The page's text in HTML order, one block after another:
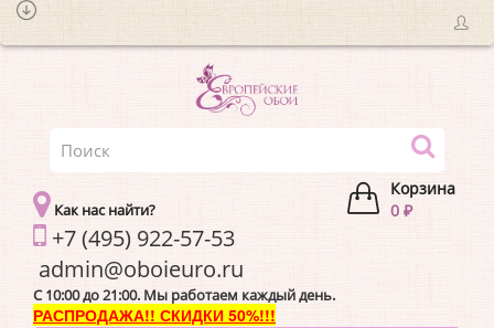
Корзина
0 ₽
Как нас найти?
+7 (495) 922-57-53
C 10:00 до 21:00. Мы работаем каждый день.
РАСПРОДАЖА!! СКИДКИ 50%!!!